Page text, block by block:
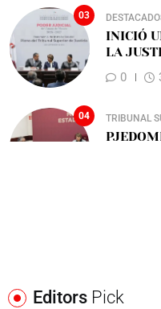
03
INICIÓ
LA
0
04 TRIBUNAL
Editors Pick